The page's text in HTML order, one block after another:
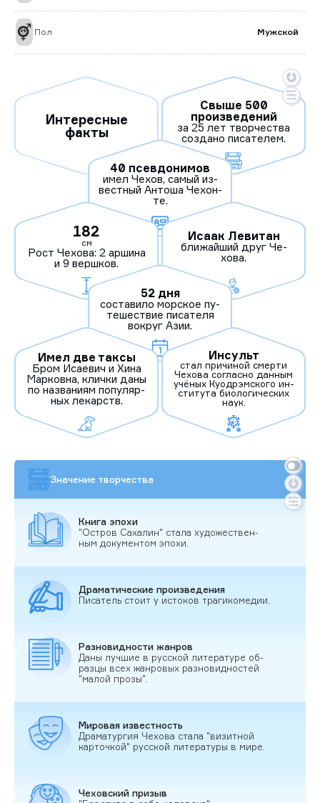
Пол Мужской
Интересные
факты
Свыше 500
произведений
за 25 лет твор­чес­тва
соз­да­но пи­сате­лем.
40 псевдонимов
имел Че­хов, са­мый из­
вес­тный Ан­то­ша Че­хон­
те.
182
см
Рост Че­хова: 2 ар­ши­на
и 9 вер­шков.
Исаак Левитан
бли­жай­ший друг Че­
хова.
52 дня
сос­та­вило мор­ское пу­
тешес­твие пи­сате­ля
вок­руг Азии.
Имел две таксы
Бром Иса­евич и Хи­на
Мар­ковна, клич­ки да­ны
по наз­ва­ни­ям по­пуляр­
ных ле­карств.
Инсульт
стал при­чиной смер­ти
Че­хова сог­ласно дан­ным
учё­ных Ку­од­рэм­ско­го ин­
сти­тута би­оло­гичес­ких
на­ук.
Значение творчества
Кни­га эпо­хи
"Ос­тров Са­халин" ста­ла ху­дожес­твен­
ным до­кумен­том эпо­хи.
Дра­мати­чес­кие про­из­ве­дения
Пи­сатель сто­ит у ис­то­ков тра­гико­медии.
Раз­но­вид­ности жан­ров
Да­ны луч­шие в рус­ской ли­тера­туре об­
разцы всех жан­ро­вых раз­но­вид­ностей
"ма­лой про­зы".
Ми­ровая из­вес­тность
Дра­матур­гия Че­хова ста­ла "ви­зит­ной
кар­точкой" рус­ской ли­тера­туры в ми­ре.
Че­хов­ский при­зыв